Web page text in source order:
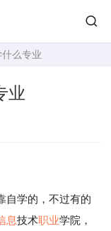
么专业
业
自学的，不过有的
息技术职业学院，